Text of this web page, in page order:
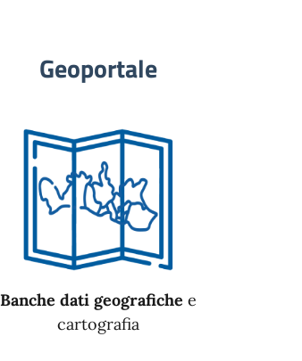
Geoportale
Banche dati geografiche e
cartografia